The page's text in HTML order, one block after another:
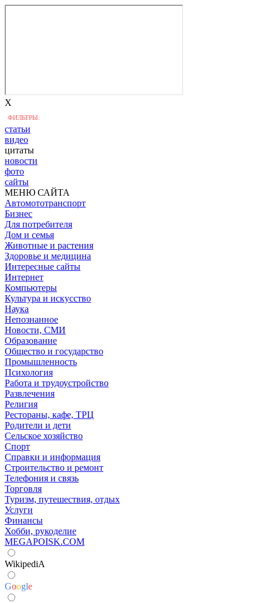
X
ФИЛЬТРЫ:
статьи
видео
цитаты
новости
фото
сайты
МЕНЮ САЙТА
Автомототранспорт
Бизнес
Для потребителя
Дом и семья
Животные и растения
Здоровье и медицина
Интересные сайты
Интернет
Компьютеры
Культура и искусство
Наука
Непознанное
Новости, СМИ
Образование
Общество и государство
Промышленность
Психология
Работа и трудоустройство
Развлечения
Религия
Рестораны, кафе, ТРЦ
Родители и дети
Сельское хозяйство
Спорт
Справки и информация
Строительство и ремонт
Телефония и связь
Торговля
Туризм, путешествия, отдых
Услуги
Финансы
Хобби, рукоделие
MEGAPOISK.COM
WikipediA
Google